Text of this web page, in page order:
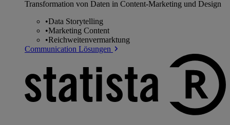
Transformation von Daten in Content-Marketing und Design
•Data Storytelling
•Marketing Content
•Reichweitenvermarktung
Communication Lösungen